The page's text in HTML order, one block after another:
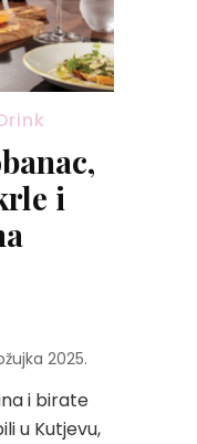
i
2025.
i birate
u Kutjevu,